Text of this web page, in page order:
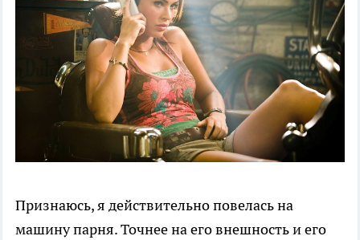
Признаюсь, я действительно повелась на
машину парня. Точнее на его внешность и его